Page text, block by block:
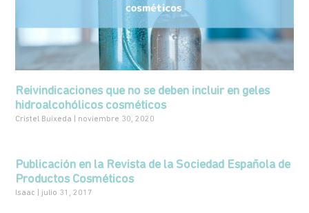
Reivindicaciones que no se deben incluir en geles
hidroalcohólicos cosméticos
Cristel Buixeda noviembre 30, 2020
Publicación en la Revista de la Sociedad Española de
Productos Cosméticos
Isaac julio 31, 2017